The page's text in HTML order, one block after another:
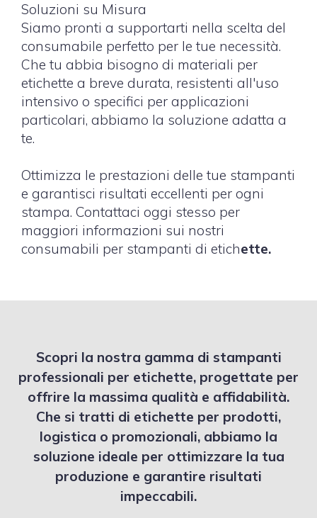
Soluzioni su Misura
Siamo pronti a supportarti nella scelta del
consumabile perfetto per le tue necessità.
Che tu abbia bisogno di materiali per
etichette a breve durata, resistenti all′uso
intensivo o specifici per applicazioni
particolari, abbiamo la soluzione adatta a
te.
Ottimizza le prestazioni delle tue stampanti
e garantisci risultati eccellenti per ogni
stampa. Contattaci oggi stesso per
maggiori informazioni sui nostri
consumabili per stampanti di etichette.
Scopri la nostra gamma di stampanti
professionali per etichette, progettate per
offrire la massima qualità e affidabilità.
Che si tratti di etichette per prodotti,
logistica o promozionali, abbiamo la
soluzione ideale per ottimizzare la tua
produzione e garantire risultati
impeccabili.